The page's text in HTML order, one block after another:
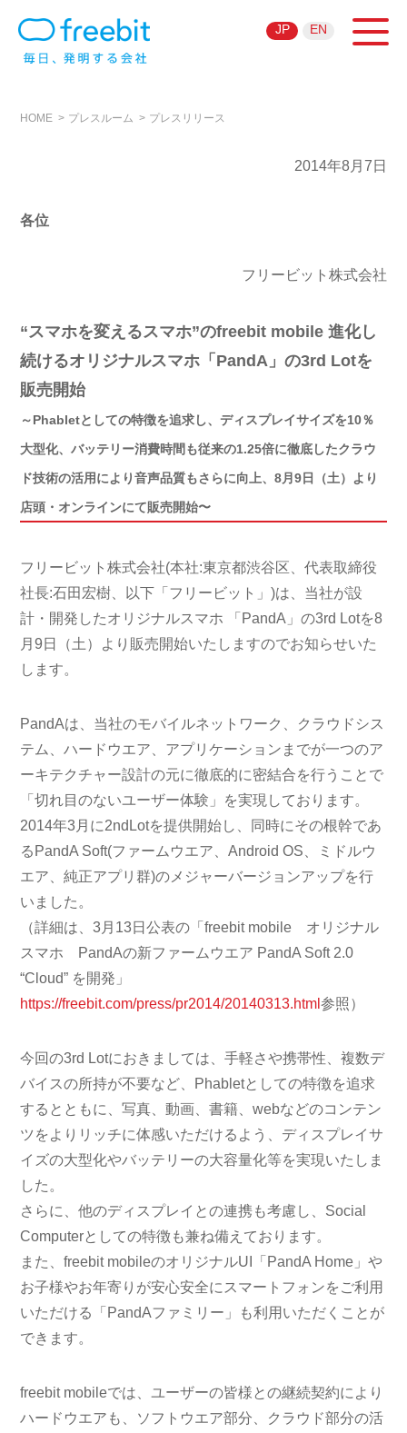
JP EN
HOME プレスルーム プレスリリース
2014年8月7日
各位
フリービット株式会社
“スマホを変えるスマホ”のfreebit mobile 進化し
続けるオリジナルスマホ「PandA」の3rd Lotを
販売開始
～Phabletとしての特徴を追求し、ディスプレイサイズを10％
大型化、バッテリー消費時間も従来の1.25倍に徹底したクラウ
ド技術の活用により音声品質もさらに向上、8月9日（土）より
店頭・オンラインにて販売開始〜
フリービット株式会社(本社:東京都渋谷区、代表取締役
社長:石田宏樹、以下「フリービット」)は、当社が設
計・開発したオリジナルスマホ 「PandA」の3rd Lotを8
月9日（土）より販売開始いたしますのでお知らせいた
します。
PandAは、当社のモバイルネットワーク、クラウドシス
テム、ハードウエア、アプリケーションまでが一つのア
ーキテクチャー設計の元に徹底的に密結合を行うことで
「切れ目のないユーザー体験」を実現しております。
2014年3月に2ndLotを提供開始し、同時にその根幹であ
るPandA Soft(ファームウエア、Android OS、ミドルウ
エア、純正アプリ群)のメジャーバージョンアップを行
いました。
（詳細は、3月13日公表の「freebit mobile オリジナル
スマホ PandAの新ファームウエア PandA Soft 2.0
“Cloud” を開発」
https://freebit.com/press/pr2014/20140313.html参照）
今回の3rd Lotにおきましては、手軽さや携帯性、複数デ
バイスの所持が不要など、Phabletとしての特徴を追求
するとともに、写真、動画、書籍、webなどのコンテン
ツをよりリッチに体感いただけるよう、ディスプレイサ
イズの大型化やバッテリーの大容量化等を実現いたしま
した。
さらに、他のディスプレイとの連携も考慮し、Social
Computerとしての特徴も兼ね備えております。
また、freebit mobileのオリジナルUI「PandA Home」や
お子様やお年寄りが安心安全にスマートフォンをご利用
いただける「PandAファミリー」も利用いただくことが
できます。
freebit mobileでは、ユーザーの皆様との継続契約により
ハードウエアも、ソフトウエア部分、クラウド部分の活